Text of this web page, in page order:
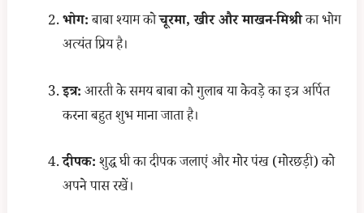
भोग:बाबा श्याम कोचूरमा, खीर और माखन-मिश्रीका भोग
अत्यंत प्रिय है।
इत्र:आरती के समय बाबा को गुलाब या केवड़े का इत्र अर्पित
करना बहुत शुभ माना जाता है।
दीपक:शुद्ध घी का दीपक जलाएं और मोर पंख (मोरछड़ी) को
अपने पास रखें।